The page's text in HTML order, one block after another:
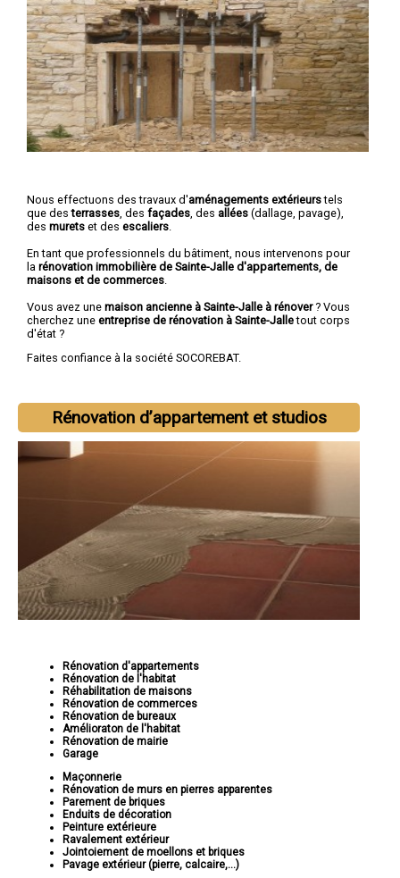
Nous effectuons des travaux d'aménagements extérieurstels
que desterrasses , des façades , des allées (dallage, pavage),
des murets et des escaliers
En tant que professionnels du bâtiment, nous intervenons pour
la rénovation immobilière de Sainte-Jalle d'appartements, de
maisons et de commerces
Vous avez une maison ancienne à Sainte-Jalle à rénover? Vous
cherchez une entreprise de rénovation à Sainte-Jalletout corps
d'état ?
Faites confiance à la société SOCOREBAT.
Rénovation d’appartement et studios
Rénovation d'appartements
Rénovation de l'habitat
Réhabilitation de maisons
Rénovation de commerces
Rénovation de bureaux
Amélioraton de l'habitat
Rénovation de mairie
Garage
Maçonnerie
Rénovation de murs en pierres apparentes
Parement de briques
Enduits de décoration
Peinture extérieure
Ravalement extérieur
Jointoiement de moellons et briques
Pavage extérieur (pierre, calcaire,...)